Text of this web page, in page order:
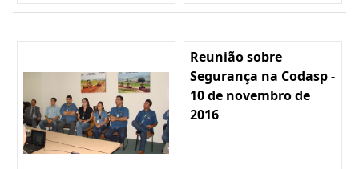
Reunião sobre
Segurança na Codasp -
10 de novembro de
2016